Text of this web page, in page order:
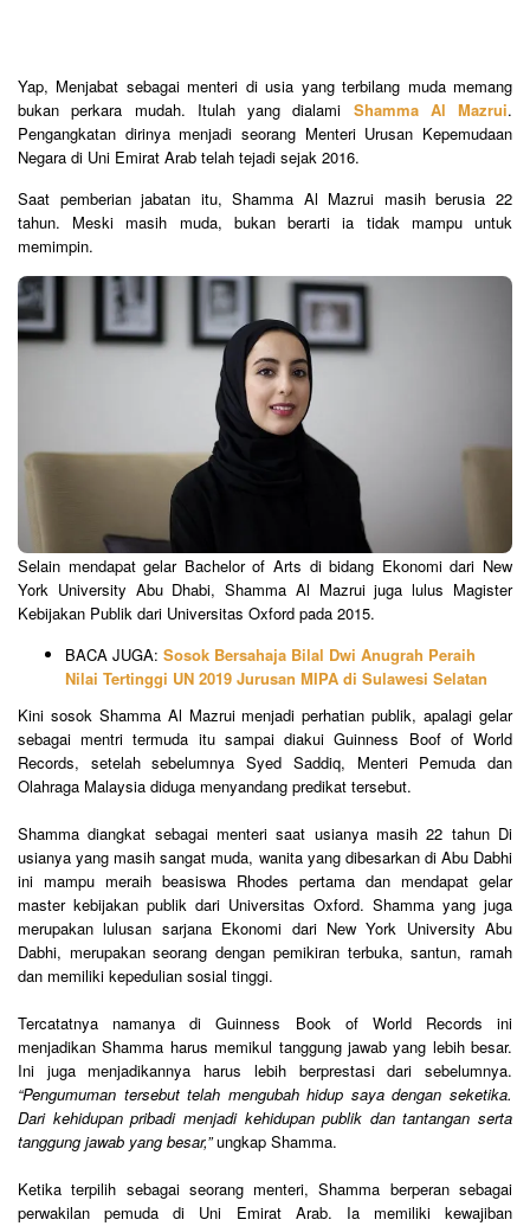
Yap, Menjabat sebagai menteri di usia yang terbilang muda memang
bukan perkara mudah. Itulah yang dialami Shamma Al Mazrui.
Pengangkatan dirinya menjadi seorang Menteri Urusan Kepemudaan
Negara di Uni Emirat Arab telah tejadi sejak 2016.
Saat pemberian jabatan itu, Shamma Al Mazrui masih berusia 22
tahun. Meski masih muda, bukan berarti ia tidak mampu untuk
memimpin.
Selain mendapat gelar Bachelor of Arts di bidang Ekonomi dari New
York University Abu Dhabi, Shamma Al Mazrui juga lulus Magister
Kebijakan Publik dari Universitas Oxford pada 2015.
BACA JUGA: Sosok Bersahaja Bilal Dwi Anugrah Peraih
Nilai Tertinggi UN 2019 Jurusan MIPA di Sulawesi Selatan
Kini sosok Shamma Al Mazrui menjadi perhatian publik, apalagi gelar
sebagai mentri termuda itu sampai diakui Guinness Boof of World
Records, setelah sebelumnya Syed Saddiq, Menteri Pemuda dan
Olahraga Malaysia diduga menyandang predikat tersebut.
Shamma diangkat sebagai menteri saat usianya masih 22 tahun Di
usianya yang masih sangat muda, wanita yang dibesarkan di Abu Dabhi
ini mampu meraih beasiswa Rhodes pertama dan mendapat gelar
master kebijakan publik dari Universitas Oxford. Shamma yang juga
merupakan lulusan sarjana Ekonomi dari New York University Abu
Dabhi, merupakan seorang dengan pemikiran terbuka, santun, ramah
dan memiliki kepedulian sosial tinggi.
Tercatatnya namanya di Guinness Book of World Records ini
menjadikan Shamma harus memikul tanggung jawab yang lebih besar.
Ini juga menjadikannya harus lebih berprestasi dari sebelumnya.
“Pengumuman tersebut telah mengubah hidup saya dengan seketika.
Dari kehidupan pribadi menjadi kehidupan publik dan tantangan serta
tanggung jawab yang besar,”ungkap Shamma.
Ketika terpilih sebagai seorang menteri, Shamma berperan sebagai
perwakilan pemuda di Uni Emirat Arab. Ia memiliki kewajiban